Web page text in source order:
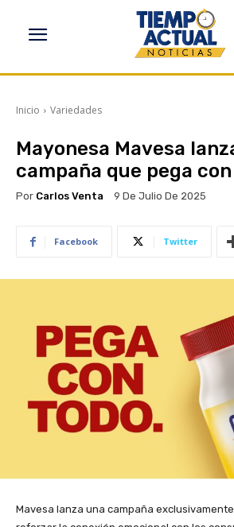
Inicio Variedades
Mayonesa Mavesa
campaña que pega
Por Carlos Venta 9 De Julio De 2025
Facebook Twitter
Mavesa lanza una campaña